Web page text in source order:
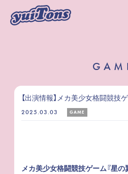
【出演情報】メカ美少女格闘競技
2025.03.03 GAME
メカ美少女格闘競技ゲーム『星の